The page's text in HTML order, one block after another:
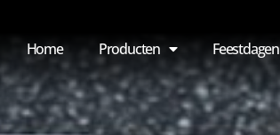
Home Producten Feestdagen